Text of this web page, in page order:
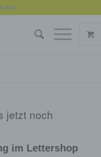
80 0
jetzt noch
im Lettershop